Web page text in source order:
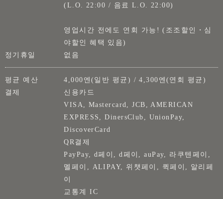
(L.O. 22:00 / 음료 L.O. 22:00)
영업시간 전에도 연회 가능! (조조할인・심
야할인 혜택 있음)
정기휴일
없음
평균 예산
4,000엔(일반 평균) / 4,300엔(연회 평균)
결제
신용카드
VISA, Mastercard, JCB, AMERICAN
EXPRESS, DinersClub, UnionPay,
DiscoverCard
QR결제
PayPay, d페이, d페이, auPay, 라쿠텐페이,
멜페이, ALIPAY, 위챗페이, 퀵페이, 알리페
이
교통계 IC